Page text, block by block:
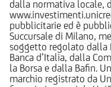
dalla normativa locale,
pubblicitarie ed è
Succursale di Milano,
soggetto regolato dalla
Banca d’Italia, dalla
la Borsa e dalla Bafin.
marchio registrato da